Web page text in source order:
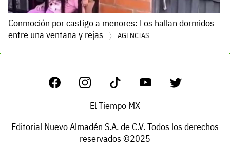
Conmoción por castigo a menores: Los hallan dormidos
entre una ventana y rejas
AGENCIAS
El Tiempo MX
Editorial Nuevo Almadén S.A. de C.V. Todos los derechos
reservados ©2025